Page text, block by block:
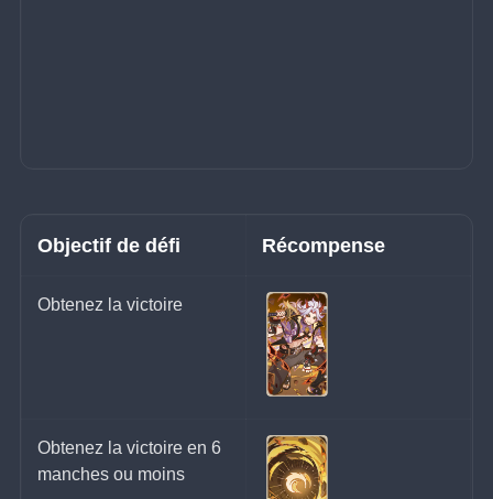
Objectif de défi Récompense
Obtenez la victoire
Obtenez la victoire en 6
manches ou moins